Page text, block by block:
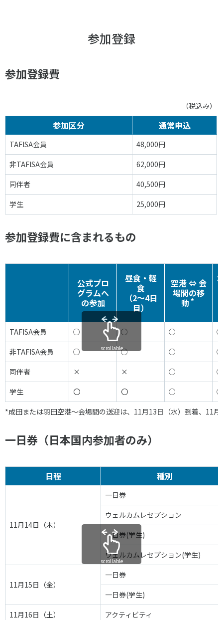
個人情報保護方針
ソーシャルメディア運営方針
スポーツによるまちづくり
スポーツ政策・予算
社会づくり
自治体との連携
各教育機関との連携
スポーツ振興団体との連携
【動画】スポーツでアクティブなまちづくり
SPORT POLICY INCUBATOR ―スポーツ政策の『卵』 ―
スポーツ 歴史の検証
スポーツ辞典
SSF BOOKS
参加登録
参加登録費
（税込み）
参加区分 通常申込
TAFISA会員
48,000円
非TAFISA会員
62,000円
同伴者
40,500円
学生
25,000円
参加登録費に含まれるもの
公式プロ
グラムへ
の参加
昼食・軽
食
（2～4日
目）
空港 ⇔ 会
場間の移
動 *
TAFISA会員 ○ ○ ○
○
非TAFISA会員
○ ○ ○
○
同伴者
× × ○
○
学生
〇 〇 ○
○
*成田または羽田空港～会場間の送迎は、11月13日（水）到着、11
scrollable
一日券（日本国内参加者のみ）
日程 種別
11月14日（木）
一日券
ウェルカムレセプション
一日券(学生)
ウェルカムレセプション(学生)
11月15日（金）
一日券
一日券(学生)
11月16日（土）
アクティビティ
scrollable